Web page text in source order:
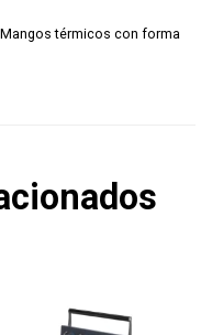
Mangos térmicos con forma